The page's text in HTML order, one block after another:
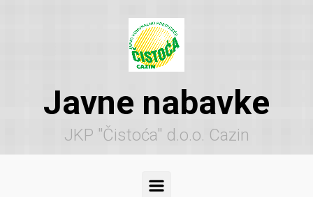
Javne nabavke
JKP "Čistoća" d.o.o. Cazin